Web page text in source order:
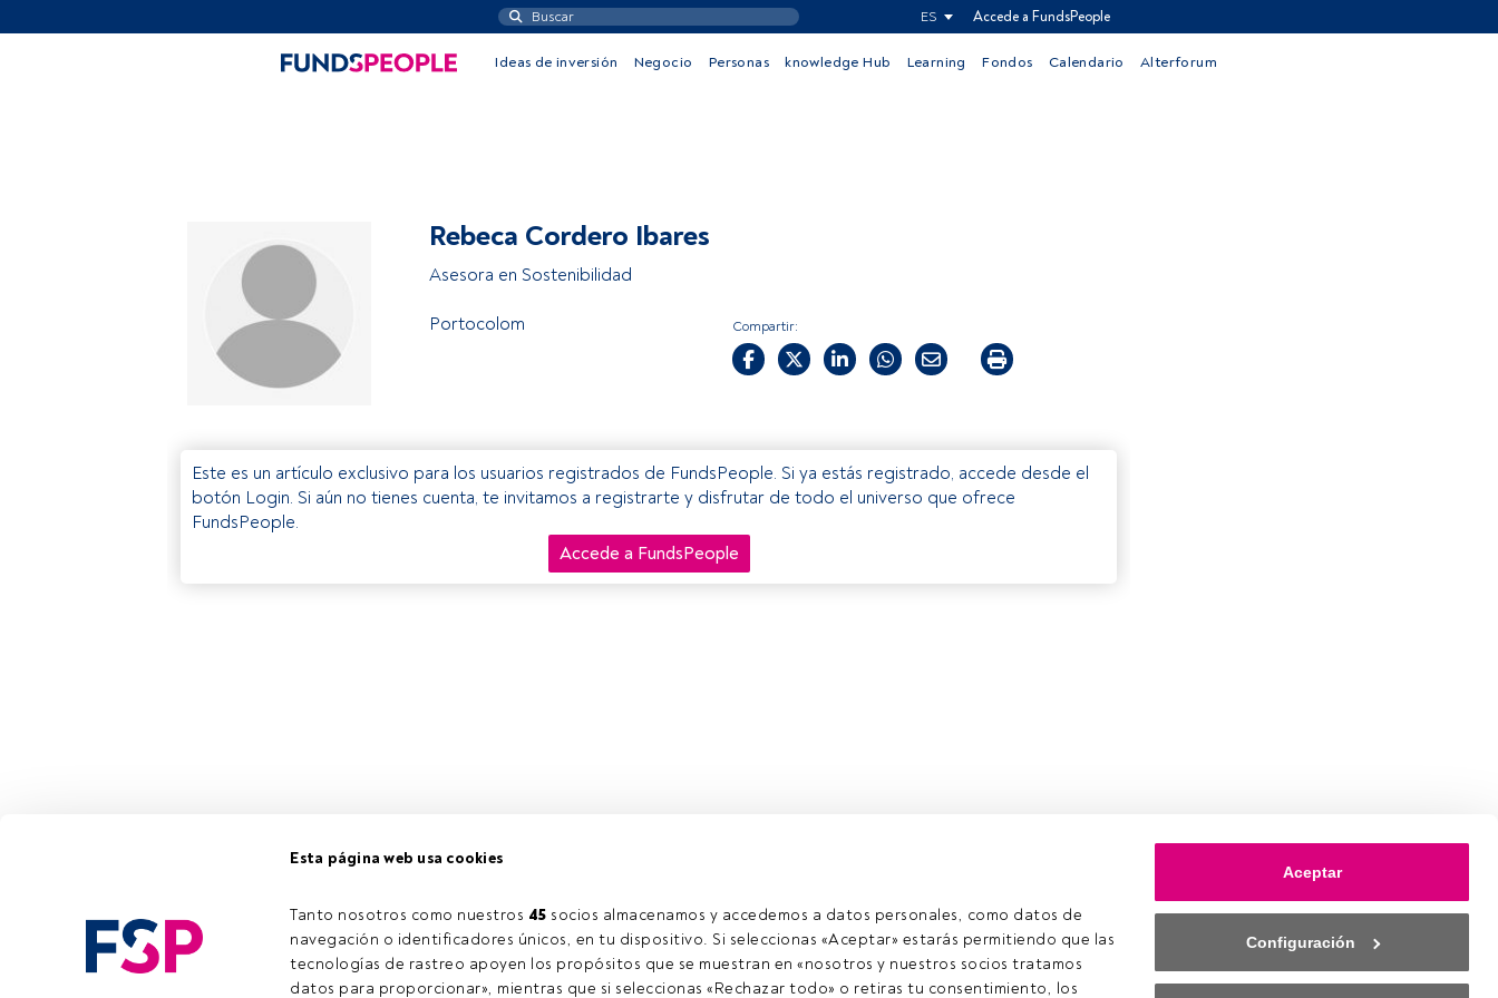
Esta página web usa cookies
Tanto nosotros como nuestros 45 socios almacenamos y accedemos a datos personales, como datos de
navegación o identificadores únicos, en tu dispositivo. Si seleccionas «Aceptar» estarás permitiendo que las
tecnologías de rastreo apoyen los propósitos que se muestran en «nosotros y nuestros socios tratamos
datos para proporcionar», mientras que si seleccionas «Rechazar todo» o retiras tu consentimiento, los
Aceptar
Configuración
ES Accede a FundsPeople
Ideas de inversión Negocio Personas knowledge Hub Learning Fondos Calendario Alterforum
Rebeca Cordero Ibares
Asesora en Sostenibilidad
Portocolom Compartir:
Este es un artículo exclusivo para los usuarios registrados de FundsPeople. Si ya estás registrado, accede desde el
botón Login. Si aún no tienes cuenta, te invitamos a registrarte y disfrutar de todo el universo que ofrece
FundsPeople.
Accede a FundsPeople